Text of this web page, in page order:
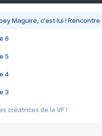
Maguire, c'est lui !
6
5
4
3
créatrices de la VF !